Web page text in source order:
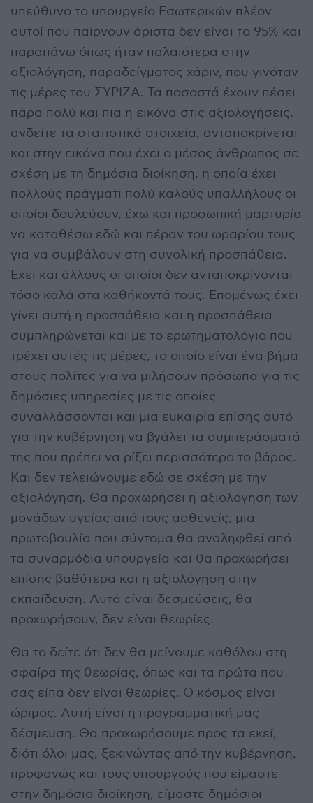
υπεύθυνο το υπουργείο Εσωτερικών πλέον
αυτοί που παίρνουν άριστα δεν είναι το 95% και
παραπάνω όπως ήταν παλαιότερα στην
αξιολόγηση, παραδείγματος χάριν, που γινόταν
τις μέρες του ΣΥΡΙΖΑ. Τα ποσοστά έχουν πέσει
πάρα πολύ και πια η εικόνα στις αξιολογήσεις,
ανδείτε τα στατιστικά στοιχεία, ανταποκρίνεται
και στην εικόνα που έχει ο μέσος άνθρωπος σε
σχέση με τη δημόσια διοίκηση, η οποία έχει
πολλούς πράγματι πολύ καλούς υπαλλήλους οι
οποίοι δουλεύουν, έχω και προσωπική μαρτυρία
να καταθέσω εδώ και πέραν του ωραρίου τους
για να συμβάλουν στη συνολική προσπάθεια.
Έχει και άλλους οι οποίοι δεν ανταποκρίνονται
τόσο καλά στα καθήκοντά τους. Επομένως έχει
γίνει αυτή η προσπάθεια και η προσπάθεια
συμπληρώνεται και με το ερωτηματολόγιο που
τρέχει αυτές τις μέρες, το οποίο είναι ένα βήμα
στους πολίτες για να μιλήσουν πρόσωπα για τις
δημόσιες υπηρεσίες με τις οποίες
συναλλάσσονται και μια ευκαιρία επίσης αυτό
για την κυβέρνηση να βγάλει τα συμπεράσματά
της που πρέπει να ρίξει περισσότερο το βάρος.
Και δεν τελειώνουμε εδώ σε σχέση με την
αξιολόγηση. Θα προχωρήσει η αξιολόγηση των
μονάδων υγείας από τους ασθενείς, μια
πρωτοβουλία που σύντομα θα αναληφθεί από
τα συναρμόδια υπουργεία και θα προχωρήσει
επίσης βαθύτερα και η αξιολόγηση στην
εκπαίδευση. Αυτά είναι δεσμεύσεις, θα
προχωρήσουν, δεν είναι θεωρίες.
Θα το δείτε ότι δεν θα μείνουμε καθόλου στη
σφαίρα της θεωρίας, όπως και τα πρώτα που
σας είπα δεν είναι θεωρίες. Ο κόσμος είναι
ώριμος. Αυτή είναι η προγραμματική μας
δέσμευση. Θα προχωρήσουμε προς τα εκεί,
διότι όλοι μας, ξεκινώντας από την κυβέρνηση,
προφανώς και τους υπουργούς που είμαστε
στην δημόσια διοίκηση, είμαστε δημόσιοι